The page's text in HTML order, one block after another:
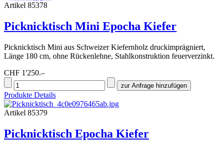
Artikel 85378
Picknicktisch Mini Epocha Kiefer
Picknicktisch Mini aus Schweizer Kiefernholz druckimprägniert,
Länge 180 cm, ohne Rückenlehne, Stahlkonstruktion feuerverzinkt.
CHF 1'250.–
Produkte Details
Artikel 85379
Picknicktisch Epocha Kiefer